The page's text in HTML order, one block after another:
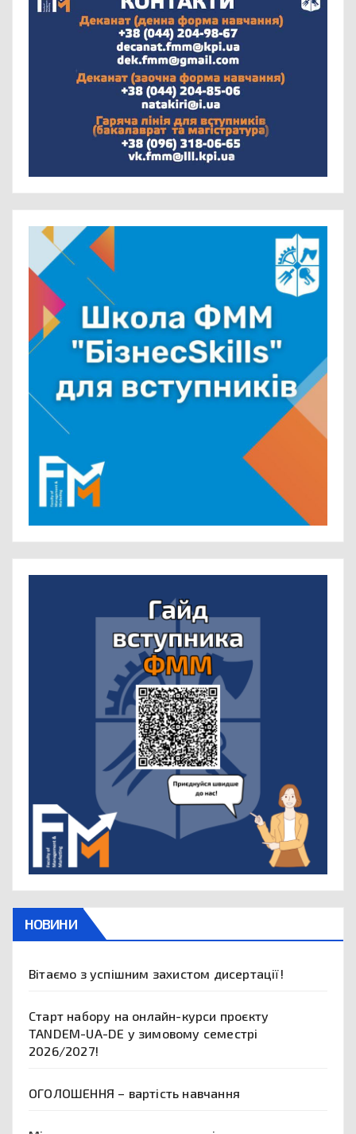
НОВИНИ
Вітаємо з успішним захистом дисертації!
Старт набору на онлайн-курси проєкту
TANDEM-UA-DE у зимовому семестрі
2026/2027!
ОГОЛОШЕННЯ – вартість навчання